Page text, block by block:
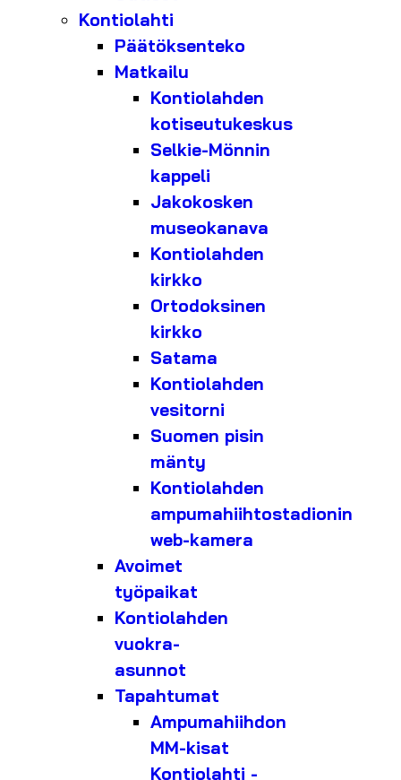
Kontiolahti
Päätöksenteko
Matkailu
Kontiolahden
kotiseutukeskus
Selkie-Mönnin
kappeli
Jakokosken
museokanava
Kontiolahden
kirkko
Ortodoksinen
kirkko
Satama
Kontiolahden
vesitorni
Suomen pisin
mänty
Kontiolahden
ampumahiihtostadionin
web-kamera
Avoimet
työpaikat
Kontiolahden
vuokra-
asunnot
Tapahtumat
Ampumahiihdon
MM-kisat
Kontiolahti -